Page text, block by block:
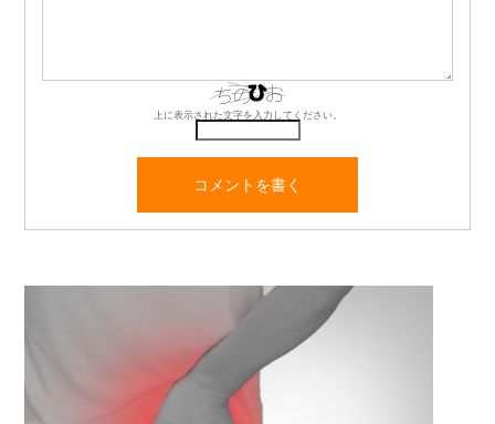
上に表示された文字を入力してください。